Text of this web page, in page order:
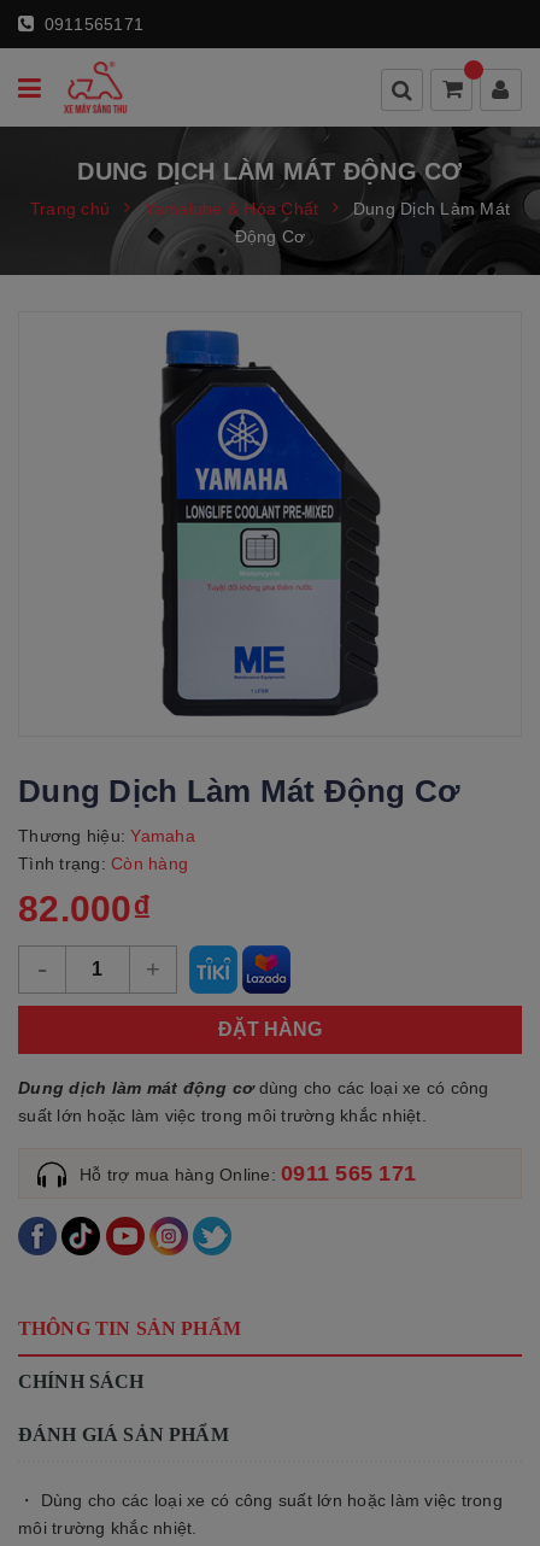
0911565171
DUNG DỊCH LÀM MÁT ĐỘNG CƠ
Trang chủ Yamalube & Hóa Chất
Dung Dịch Làm Mát
Động Cơ
Dung Dịch Làm Mát Động Cơ
Thương hiệu: Yamaha
Tình trạng: Còn hàng
82.000₫
- +
ĐẶT HÀNG
Dung dịch làm mát động cơdùng cho các loại xe có công
suất lớn hoặc làm việc trong môi trường khắc nhiệt.
Hỗ trợ mua hàng Online: 0911 565 171
THÔNG TIN SẢN PHẨM
CHÍNH SÁCH
ĐÁNH GIÁ SẢN PHẨM
・ Dùng cho các loại xe có công suất lớn hoặc làm việc trong
môi trường khắc nhiệt.